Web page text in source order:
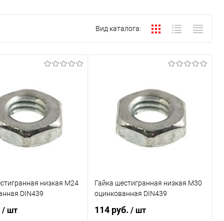
Вид каталога:
низкая М24
DIN439
/ шт
Гайка шестигранная низкая М30
оцинкованная DIN439
114 руб./ шт